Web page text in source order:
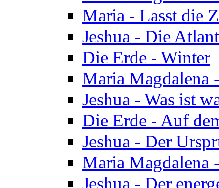
Maria - Lasst die
Jeshua - Die
Die Erde - Winter
Maria Magdalena
Jeshua - Was ist
Die Erde - Auf
Jeshua - Der
Maria Magdalena
Jeshua - Der